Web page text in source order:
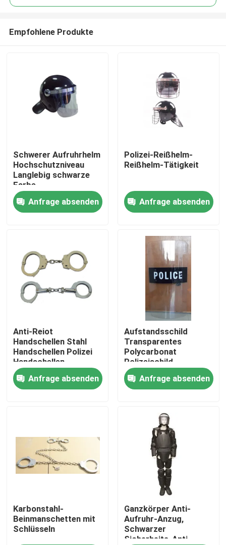
Zu Hause
Produkte
Über uns
Werksbesichtigung
Neuigkeiten
Bitte um ein Angebot
Militärische taktische Abnutzung
Militärische taktische kugelsichere Weste
Empfohlene Produkte
Schwerer Aufruhrhelm
Hochschutzniveau
Langlebig schwarze
Farbe
Anfrage absenden
Polizei-Reißhelm-
Reißhelm-Tätigkeit
Anfrage absenden
Anti-Reiot
Handschellen Stahl
Handschellen Polizei
Handschellen
Anfrage absenden
Aufstandsschild
Transparentes
Polycarbonat
Polizeischild
Anfrage absenden
Karbonstahl-
Beinmanschetten mit
Schlüsseln
Ganzkörper Anti-
Aufruhr-Anzug,
Schwarzer
Sicherheits-Anti-